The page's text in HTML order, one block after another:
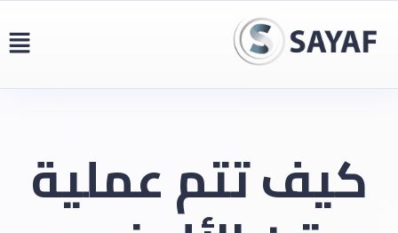
كيف تتم عملية